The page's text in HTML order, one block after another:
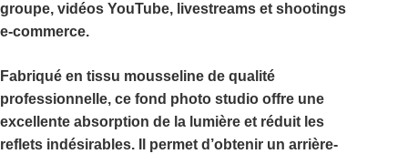
groupe, vidéos YouTube, livestreams et shootings
e-commerce.
Fabriqué en tissu mousseline de qualité
professionnelle, ce fond photo studio offre une
excellente absorption de la lumière et réduit les
reflets indésirables. Il permet d’obtenir un arrière-